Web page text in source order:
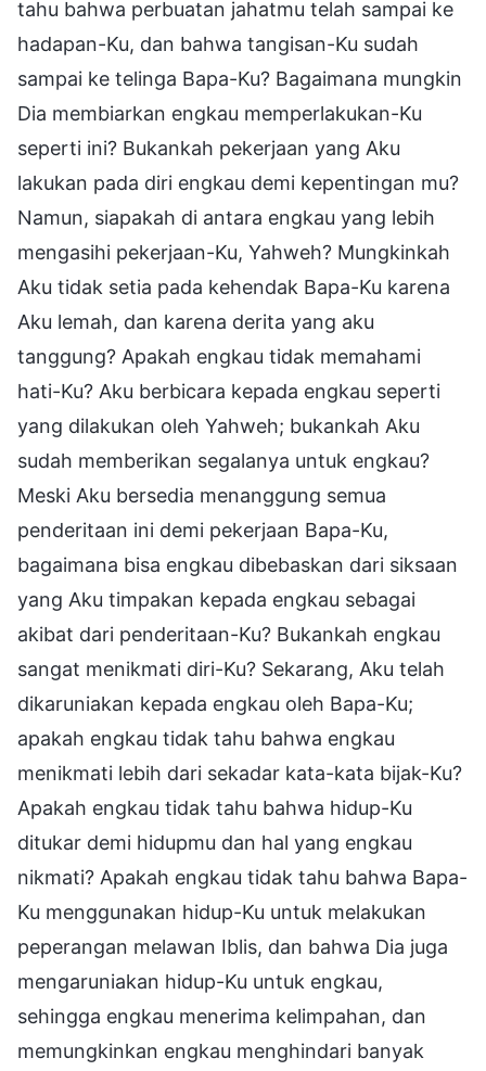
tahu bahwa perbuatan jahatmu telah sampai ke
hadapan-Ku, dan bahwa tangisan-Ku sudah
sampai ke telinga Bapa-Ku? Bagaimana mungkin
Dia membiarkan engkau memperlakukan-Ku
seperti ini? Bukankah pekerjaan yang Aku
lakukan pada diri engkau demi kepentingan mu?
Namun, siapakah di antara engkau yang lebih
mengasihi pekerjaan-Ku, Yahweh? Mungkinkah
Aku tidak setia pada kehendak Bapa-Ku karena
Aku lemah, dan karena derita yang aku
tanggung? Apakah engkau tidak memahami
hati-Ku? Aku berbicara kepada engkau seperti
yang dilakukan oleh Yahweh; bukankah Aku
sudah memberikan segalanya untuk engkau?
Meski Aku bersedia menanggung semua
penderitaan ini demi pekerjaan Bapa-Ku,
bagaimana bisa engkau dibebaskan dari siksaan
yang Aku timpakan kepada engkau sebagai
akibat dari penderitaan-Ku? Bukankah engkau
sangat menikmati diri-Ku? Sekarang, Aku telah
dikaruniakan kepada engkau oleh Bapa-Ku;
apakah engkau tidak tahu bahwa engkau
menikmati lebih dari sekadar kata-kata bijak-Ku?
Apakah engkau tidak tahu bahwa hidup-Ku
ditukar demi hidupmu dan hal yang engkau
nikmati? Apakah engkau tidak tahu bahwa Bapa-
Ku menggunakan hidup-Ku untuk melakukan
peperangan melawan Iblis, dan bahwa Dia juga
mengaruniakan hidup-Ku untuk engkau,
sehingga engkau menerima kelimpahan, dan
memungkinkan engkau menghindari banyak